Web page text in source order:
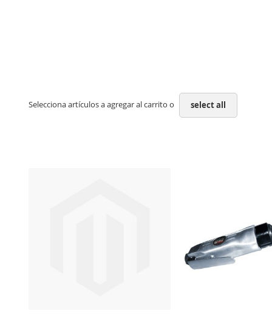
Selecciona artículos a agregar al carrito o select all